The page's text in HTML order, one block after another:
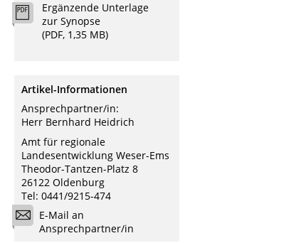
Ergänzende Unterlage
zur Synopse
(PDF, 1,35 MB)
Artikel-Informationen
Ansprechpartner/in:
Herr Bernhard Heidrich
Amt für regionale
Landesentwicklung Weser-Ems
Theodor-Tantzen-Platz 8
26122 Oldenburg
Tel: 0441/9215-474
E-Mail an
Ansprechpartner/in